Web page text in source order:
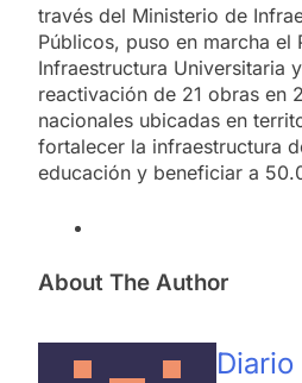
través del Ministerio de
Públicos, puso en marcha el
Infraestructura Universitaria
reactivación de 21 obras en
nacionales ubicadas en
fortalecer la infraestructura
educación y beneficiar a
About The Author
Diario